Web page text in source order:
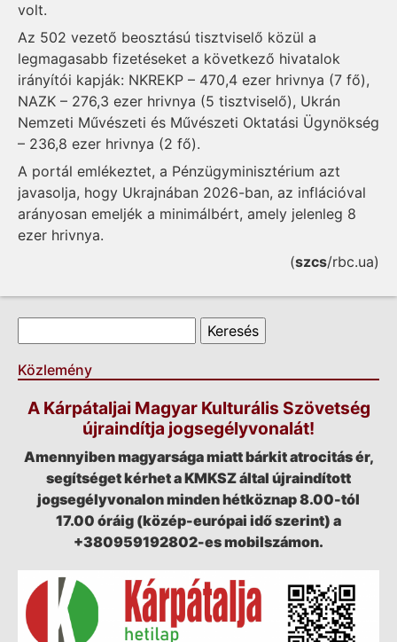
volt.
Az 502 vezető beosztású tisztviselő közül a
legmagasabb fizetéseket a következő hivatalok
irányítói kapják: NKREKP – 470,4 ezer hrivnya (7 fő),
NAZK – 276,3 ezer hrivnya (5 tisztviselő), Ukrán
Nemzeti Művészeti és Művészeti Oktatási Ügynökség
– 236,8 ezer hrivnya (2 fő).
A portál emlékeztet, a Pénzügyminisztérium azt
javasolja, hogy Ukrajnában 2026-ban, az inflációval
arányosan emeljék a minimálbért, amely jelenleg 8
ezer hrivnya.
(szcs/rbc.ua)
Keresés űrlap
Közlemény
A Kárpátaljai Magyar Kulturális Szövetség
újraindítja jogsegélyvonalát!
Amennyiben magyarsága miatt bárkit atrocitás ér,
segítséget kérhet a KMKSZ által újraindított
jogsegélyvonalon minden hétköznap 8.00-tól
17.00 óráig (közép-európai idő szerint) a
+380959192802-es mobilszámon.